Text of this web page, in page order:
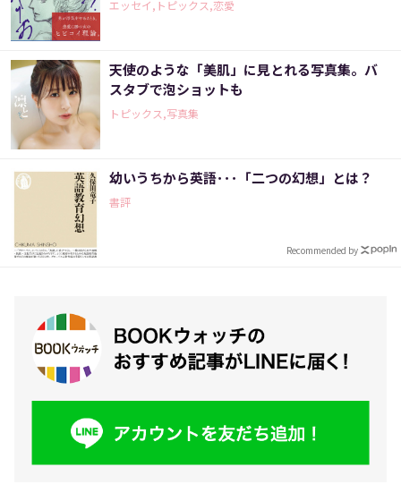
エッセイ,トピックス,恋愛
天使のような「美肌」に見とれる写真集。バ
スタブで泡ショットも
トピックス,写真集
幼いうちから英語･･･「二つの幻想」とは？
書評
Recommended by